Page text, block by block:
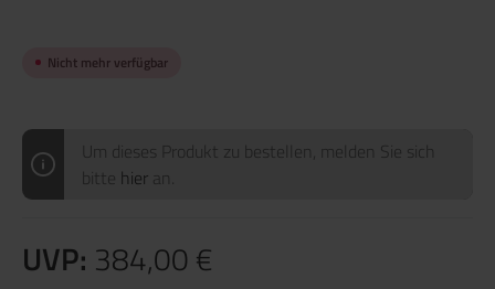
Nicht mehr verfügbar
Um dieses Produkt zu bestellen, melden Sie sich
bitte hier an.
UVP: 384,00 €